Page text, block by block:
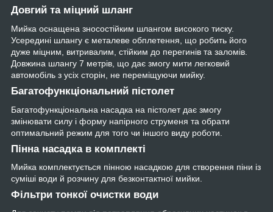
Довгий та міцний шланг
Мийка оснащена зносостійким шлангом високого тиску.
Усередині шлангу є металеве обплетення, що робить його
дуже міцним, витривалим, стійким до перегинів та заломів.
Довжина шлангу 7 метрів, що дає змогу мити легковий
автомобіль з усіх сторін, не переміщуючи мийку.
Багатофункціональний пістолет
Багатофункціональна насадка на пістолет дає змогу
змінювати силу і форму напірного струменя та обрати
оптимальний режим для того чи іншого виду роботи.
Пінна насадка в комплекті
Мийка комплектується пінною насадкою для створення піни із
суміші води й розчину для безконтактної мийки.
Фільтри тонкої очистки води